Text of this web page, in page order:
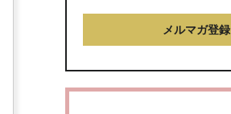
メルマガ登録